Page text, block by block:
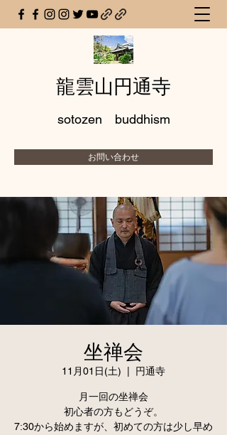
龍雲山円通寺
sotozen buddhism
お問い合わせ
坐禅会
11月01日(土) 円通寺
月一回の坐禅会
初心者の方もどうぞ。
7:30から始めますが、初めての方は少し早め